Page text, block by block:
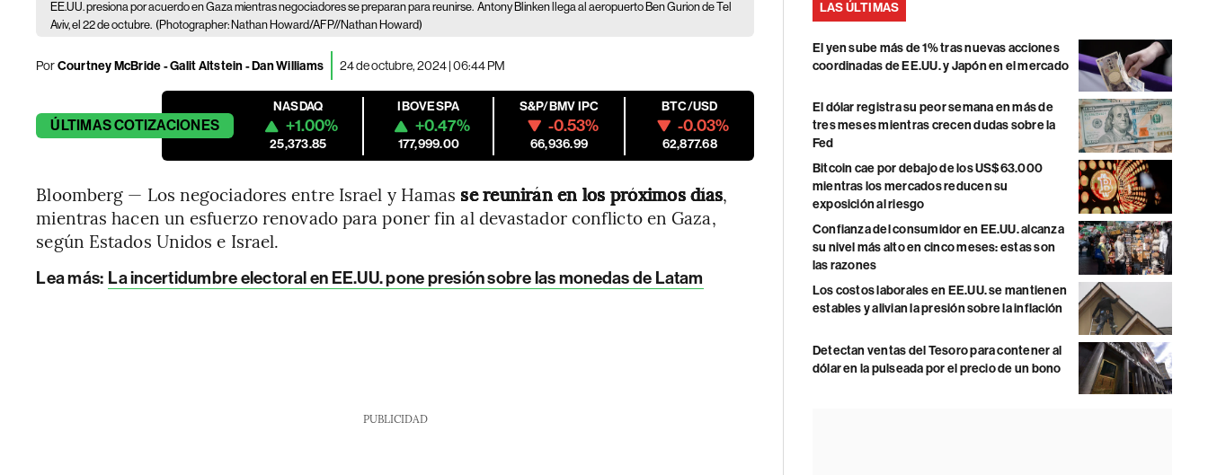
EE.UU. presiona por acuerdo en Gaza mientras negociadores se preparan para reunirse. Antony Blinken llega al aeropuerto Ben Gurion de Tel
Aviv, el 22 de octubre. (Photographer: Nathan Howard/AFP//Nathan Howard)
PorCourtney McBride - Galit Altstein - Dan Williams 24 de octubre, 2024 | 06:44 PM
ÚLTIMASCOTIZACIONES
NASDAQ
+1.00%
25,373.85
IBOVESPA
+0.47%
177,999.00
S&P/BMV IPC
-0.53%
66,936.99
BTC/USD
-0.03%
62,877.68
Bloomberg — Los negociadores entre Israel y Hamas se reunirán en los próximos días,
mientras hacen un esfuerzo renovado para poner fin al devastador conflicto en Gaza,
según Estados Unidos e Israel.
Lea más: La incertidumbre electoral en EE.UU. pone presión sobre las monedas de Latam
PUBLICIDAD
LAS ÚLTIMAS
El yen sube más de 1% tras nuevas acciones
coordinadas de EE.UU. y Japón en el mercado
El dólar registra su peor semana en más de
tres meses mientras crecen dudas sobre la
Fed
Bitcoin cae por debajo de los US$63.000
mientras los mercados reducen su
exposición al riesgo
Confianza del consumidor en EE.UU. alcanza
su nivel más alto en cinco meses: estas son
las razones
Los costos laborales en EE.UU. se mantienen
estables y alivian la presión sobre la inflación
Detectan ventas del Tesoro para contener al
dólar en la pulseada por el precio de un bono